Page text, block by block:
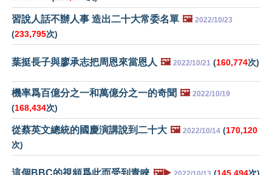
習說人話不辦人事 造出二十大常委名單 🖼️ 2022/10/23
(233,795次)
葉挺長子與廖承志把周恩來當恩人 🖼️ 2022/10/21 (160,774次)
機率爲百億分之一和萬億分之一的奇聞 🖼️ 2022/10/19
(168,434次)
從蔡英文總統的國慶演講說到二十大 🖼️ 2022/10/14 (170,120
次)
這個BBC的視頻爲此而受到青睞 🖼️▶️ (145,494次)